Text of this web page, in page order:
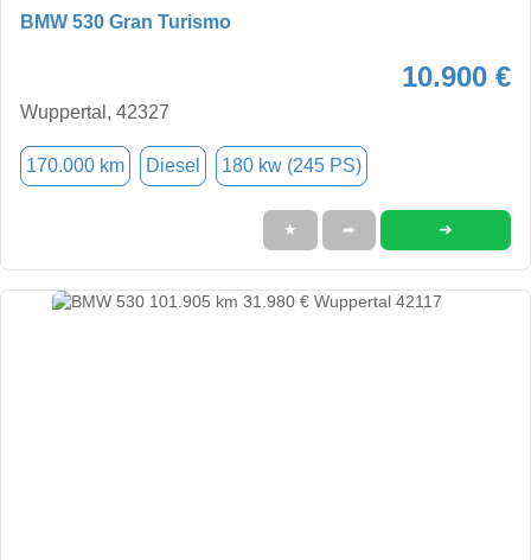
BMW 530 Gran Turismo
10.900 €
Wuppertal, 42327
170.000 km Diesel 180 kw (245 PS)
★ ➦ ➜